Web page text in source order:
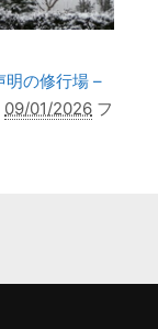
明の修行場 –
09/01/2026 フ